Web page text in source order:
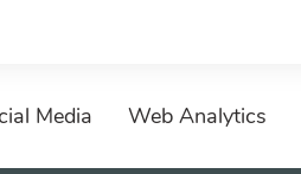
Media Web Analytics